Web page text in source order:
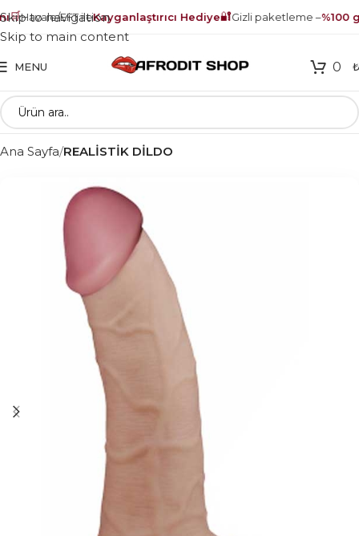
🛒Havale/EFT ileKayganlaştırıcı Hediye🔐Gizli paketleme – %100
Skip to navigation
Skip to main content
MENU 0 ₺
Ana Sayfa REALİSTİK DİLDO